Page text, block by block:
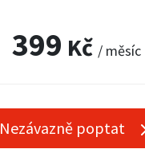
399 Kč / měsíc
Nezávazně poptat